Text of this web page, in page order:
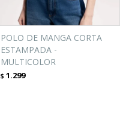
POLO DE MANGA CORTA
ESTAMPADA -
MULTICOLOR
$ 1.299